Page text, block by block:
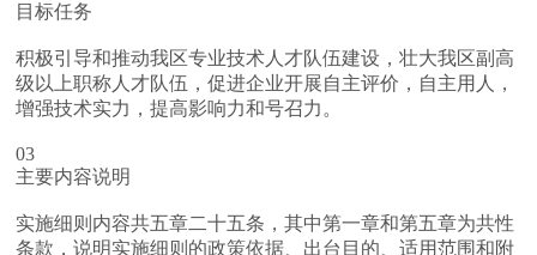
目标任务
积极引导和推动我区专业技术人才队伍建设，壮大我区副高
级以上职称人才队伍，促进企业开展自主评价，自主用人，
增强技术实力，提高影响力和号召力。
03
主要内容说明
实施细则内容共五章二十五条，其中第一章和第五章为共性
条款，说明实施细则的政策依据、出台目的、适用范围和附